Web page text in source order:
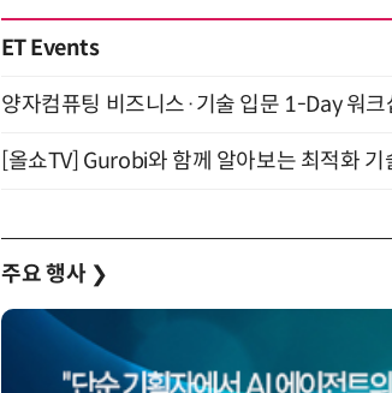
ET Events
양자컴퓨팅 비즈니스·기술 입문 1-Day 워크
[올쇼TV] Gurobi와 함께 알아보는 최적화
주요 행사 ❯